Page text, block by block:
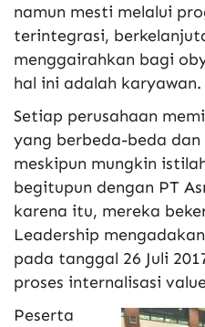
namun mesti melalui
terintegrasi,
menggairahkan bagi
hal ini adalah karyawan.
Setiap perusahaan
yang berbeda-beda
meskipun mungkin
begitupun dengan PT
karena itu, mereka
Leadership
pada tanggal 26 Juli
proses internalisasi
Peserta